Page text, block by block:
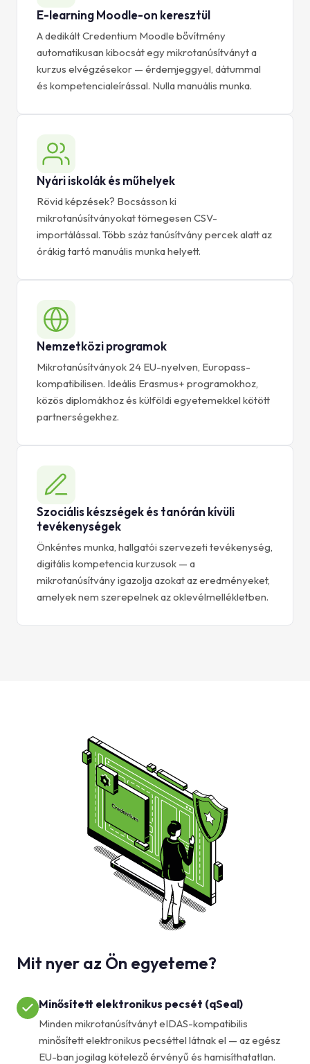
E-learning Moodle-on keresztül
A dedikált Credentium Moodle bővítmény
automatikusan kibocsát egy mikrotanúsítványt a
kurzus elvégzésekor — érdemjeggyel, dátummal
és kompetencialeírással. Nulla manuális munka.
Nyári iskolák és műhelyek
Rövid képzések? Bocsásson ki
mikrotanúsítványokat tömegesen CSV-
importálással. Több száz tanúsítvány percek alatt az
órákig tartó manuális munka helyett.
Nemzetközi programok
Mikrotanúsítványok 24 EU-nyelven, Europass-
kompatibilisen. Ideális Erasmus+ programokhoz,
közös diplomákhoz és külföldi egyetemekkel kötött
partnerségekhez.
Szociális készségek és tanórán kívüli
tevékenységek
Önkéntes munka, hallgatói szervezeti tevékenység,
digitális kompetencia kurzusok — a
mikrotanúsítvány igazolja azokat az eredményeket,
amelyek nem szerepelnek az oklevélmellékletben.
Mit nyer az Ön egyeteme?
Minősített elektronikus pecsét (qSeal)
Minden mikrotanúsítványt eIDAS-kompatibilis
minősített elektronikus pecséttel látnak el — az egész
EU-ban jogilag kötelező érvényű és hamisíthatatlan.